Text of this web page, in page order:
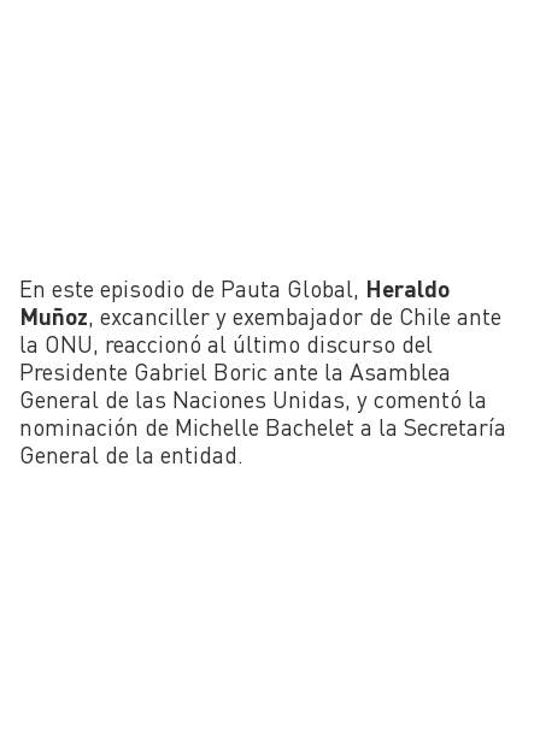
En este episodio de Pauta Global, Heraldo
Muñoz , excanciller y exembajador de Chile ante
la ONU, reaccionó al último discurso del
Presidente Gabriel Boric ante la Asamblea
General de las Naciones Unidas, y comentó la
nominación de Michelle Bachelet a la Secretaría
General de la entidad.